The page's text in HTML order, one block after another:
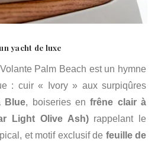
yacht de luxe
Palm Beach est un hymne
: cuir « Ivory » aux surpiqûres
Blue, boiseries enfrêne clair à
Light Olive Ash)rappelant le
et motif exclusif de feuille de